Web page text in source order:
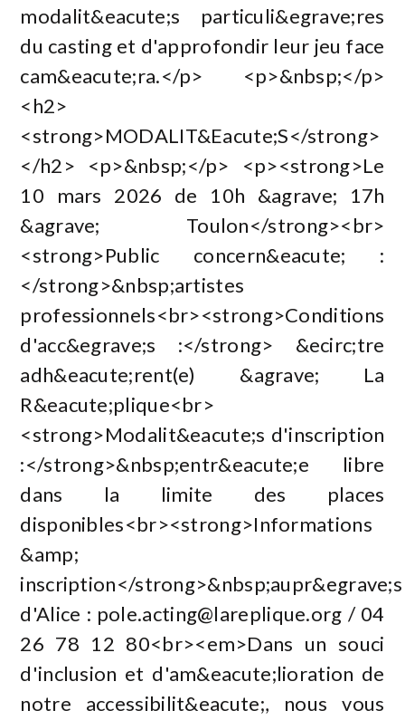
modalit&eacute;s particuli&egrave;res
du casting et d'approfondir leur jeu face
cam&eacute;ra.</p> <p>&nbsp;</p>
<h2>
<strong>MODALIT&Eacute;S</strong>
</h2> <p>&nbsp;</p> <p><strong>Le
10 mars 2026 de 10h &agrave; 17h
&agrave; Toulon</strong><br>
<strong>Public concern&eacute; :
</strong>&nbsp;artistes
professionnels<br><strong>Conditions
d'acc&egrave;s :</strong> &ecirc;tre
adh&eacute;rent(e) &agrave; La
R&eacute;plique<br>
<strong>Modalit&eacute;s d'inscription
:</strong>&nbsp;entr&eacute;e libre
dans la limite des places
disponibles<br><strong>Informations
&amp;
inscription</strong>&nbsp;aupr&egrave;s
d'Alice : pole.acting@lareplique.org / 04
26 78 12 80<br><em>Dans un souci
d'inclusion et d'am&eacute;lioration de
notre accessibilit&eacute;, nous vous